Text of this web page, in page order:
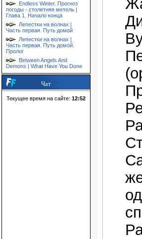
Endless Winter. Прогноз
погоды - столетняя метель |
Глава 1. Начало конца
Лепестки на волнах |
Часть первая. Путь домой
Лепестки на волнах |
Часть первая. Путь домой.
Пролог
Between Angels And
Demons | What Have You Done
Чат
Текущее время на сайте: 12:52